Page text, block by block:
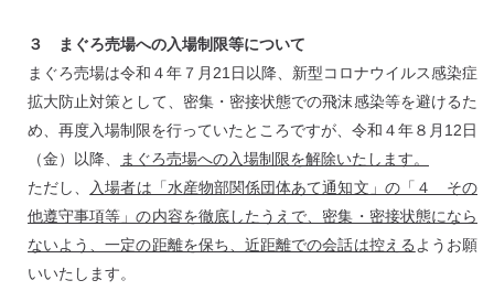
３ まぐろ売場への入場制限等について
まぐろ売場は令和４年７月21日以降、新型コロナウイルス感染症
拡大防止対策として、密集・密接状態での飛沫感染等を避けるた
め、再度入場制限を行っていたところですが、令和４年８月12日
（金）以降、
まぐろ売場への入場制限を解除いたします。
ただし、
入場者は「水産物部関係団体あて通知文」の「４ その
他遵守事項等」の内容を徹底したうえで、密集・密接状態になら
ないよう、一定の距離を保ち、近距離での会話は控える ようお願
いいたします。